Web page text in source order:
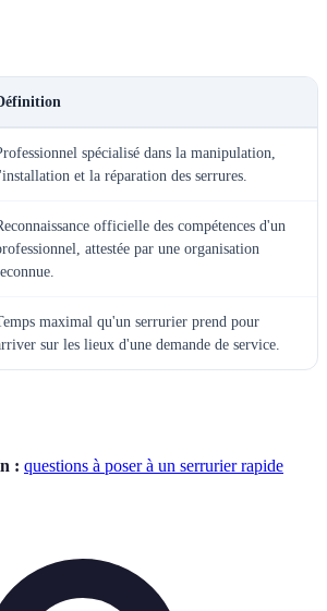
spécialisé dans la manipulation,
et la réparation des serrures.
officielle des compétences d'un
attestée par une organisation
maximal qu'un serrurier prend pour
sur les lieux d'une demande de service.
: questions à poser à un serrurier rapide